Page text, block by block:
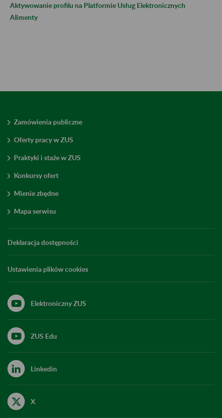
Aktywowanie profilu na Platformie Usług Elektronicznych
Alimenty
Zamówienia publiczne
Oferty pracy w ZUS
Praktyki i staże w ZUS
Konkursy ofert
Mienie zbędne
Mapa serwisu
Deklaracja dostępności
Ustawienia plików cookies
Elektroniczny ZUS
ZUS Edu
Linkedin
X